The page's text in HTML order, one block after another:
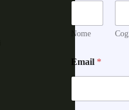
Nome
m
a
l
Email *